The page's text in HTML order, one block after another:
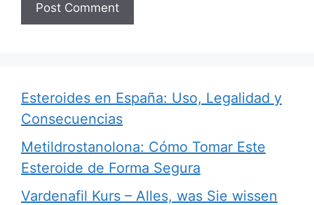
Esteroides en España: Uso, Legalidad y
Consecuencias
Metildrostanolona: Cómo Tomar Este
Esteroide de Forma Segura
Vardenafil Kurs – Alles, was Sie wissen